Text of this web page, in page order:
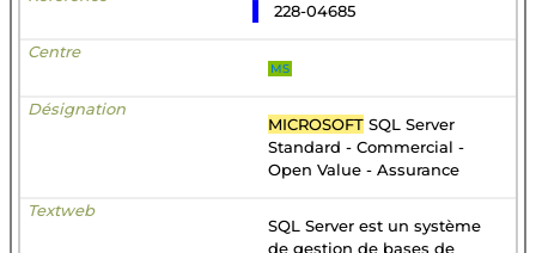
228-04685
MS
MICROSOFT SQL Server
Standard - Commercial -
Open Value - Assurance
SQL Server est un système
de gestion de bases de